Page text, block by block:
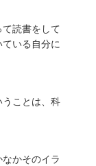
読書をして
いる自分に
ことは、科
かそのイラ